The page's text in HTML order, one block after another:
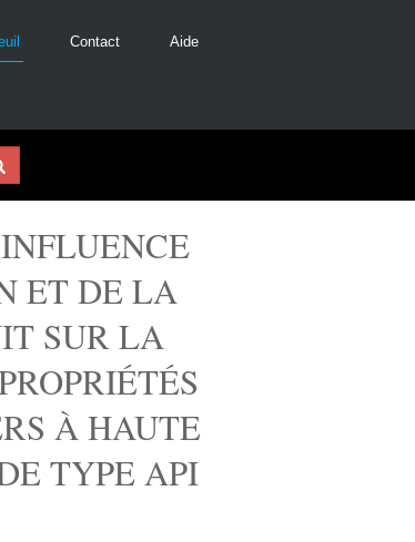
Contact Aide
ET DE LA
SUR LA
À HAUTE
TYPE API